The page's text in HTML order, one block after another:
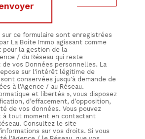
ce formulaire sont enregistrées
La Boite Immo agissant comme
la gestion de la
/ du Réseau qui reste
vos Données personnelles. La
sur l'intérêt légitime de
conservées jusqu'à demande de
à l'Agence / au Réseau.
et libertés », vous disposez
d’effacement, d’opposition,
de vos données. Vous pouvez
tout moment en contactant
Consultez le site
sur vos droits. Si vous